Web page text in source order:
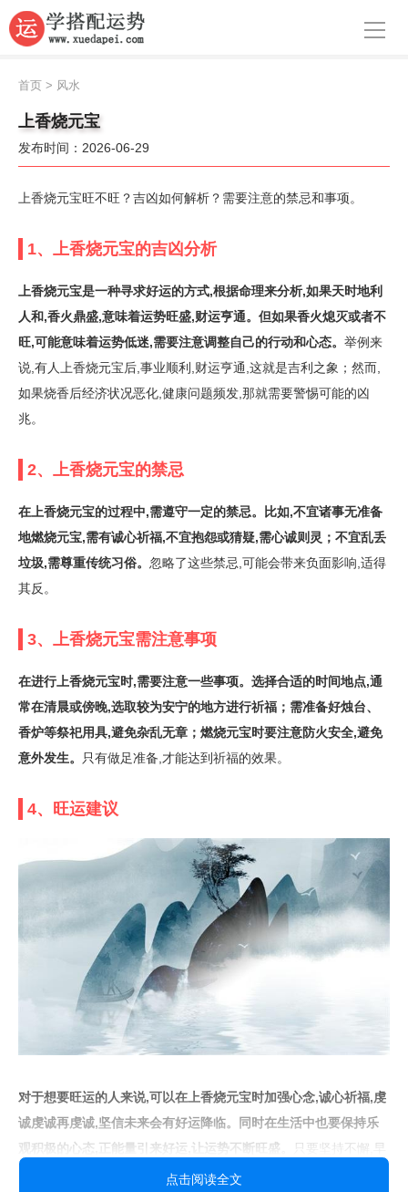
导航
周公解梦
生肖运势
八字算命
名字
首页 > 风水
上香烧元宝
发布时间：2026-06-29
上香烧元宝旺不旺？吉凶如何解析？需要注意的禁忌和事项。
1、上香烧元宝的吉凶分析
上香烧元宝是一种寻求好运的方式,根据命理来分析,如果天时地利
人和,香火鼎盛,意味着运势旺盛,财运亨通。但如果香火熄灭或者不
旺,可能意味着运势低迷,需要注意调整自己的行动和心态。 举例来
说,有人上香烧元宝后,事业顺利,财运亨通,这就是吉利之象；然而,
如果烧香后经济状况恶化,健康问题频发,那就需要警惕可能的凶
兆。
2、上香烧元宝的禁忌
在上香烧元宝的过程中,需遵守一定的禁忌。比如,不宜诸事无准备
地燃烧元宝,需有诚心祈福,不宜抱怨或猜疑,需心诚则灵；不宜乱丢
垃圾,需尊重传统习俗。 忽略了这些禁忌,可能会带来负面影响,适得
其反。
3、上香烧元宝需注意事项
在进行上香烧元宝时,需要注意一些事项。选择合适的时间地点,通
常在清晨或傍晚,选取较为安宁的地方进行祈福；需准备好烛台、
香炉等祭祀用具,避免杂乱无章；燃烧元宝时要注意防火安全,避免
意外发生。
只有做足准备,才能达到祈福的效果。
4、旺运建议
对于想要旺运的人来说,可以在上香烧元宝时加强心念,诚心祈福,虔
诚虔诚再虔诚,坚信未来会有好运降临。同时在生活中也要保持乐
观积极的心态,正能量引来好运,让运势不断旺盛。
只要坚持不懈,早
点击阅读全文